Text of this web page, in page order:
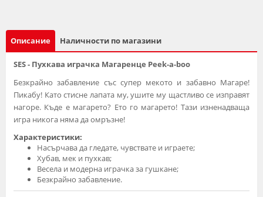
Описание Наличности по магазини
SES - Пухкава играчка Магаренце Peek-a-boo
Безкрайно забавление със супер мекото и забавно Магаре!
Пикабу! Като стисне лапата му, ушите му щастливо се изправят
нагоре. Къде е магарето? Ето го магарето! Тази изненадваща
игра никога няма да омръзне!
Характеристики:
Насърчава да гледате, чувствате и играете;
Хубав, мек и пухкав;
Весела и модерна играчка за гушкане;
Безкрайно забавление.